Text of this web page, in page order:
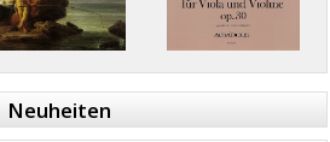
Neuheiten